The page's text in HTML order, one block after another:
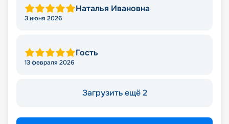
Наталья Ивановна
3 июня 2026
Гость
13 февраля 2026
Загрузить ещё 2